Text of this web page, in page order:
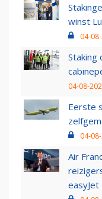
winst
04-
Staking
04-08-
Eerste
04-
Air
easyJet